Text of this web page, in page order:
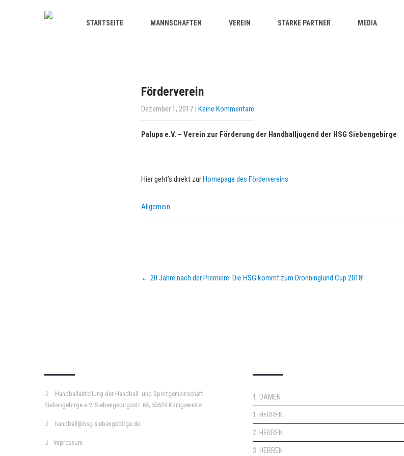
STARTSEITE MANNSCHAFTEN VEREIN STARKE PARTNER MEDIA
Förderverein
Dezember 1, 2017 | Keine Kommentare
Palupa e.V. – Verein zur Förderung der Handballjugend der HSG Siebengebirge
Hier geht’s direkt zurHomepage des Fördervereins
Allgemein
Post
navigation
← 20 Jahre nach der Premiere: Die HSG kommt zum Dronninglund Cup 2018!
Handballabteilung der Handball- und Sportgemeinschaft
Siebengebirge e.V. Siebengebirgsstr. 65, 53639 Königswinter.
handball@hsg-siebengebirge.de
Impressum
1. DAMEN
1. HERREN
2. HERREN
3. HERREN